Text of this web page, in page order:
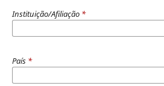
Instituição/Afiliação *
País *